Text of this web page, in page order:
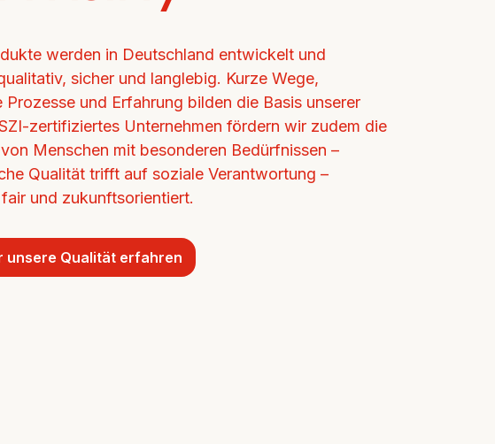
werden in Deutschland entwickelt und
sicher und langlebig. Kurze Wege,
Prozesse und Erfahrung bilden die Basis unserer
zertifiziertes Unternehmen fördern wir zudem die
Menschen mit besonderen Bedürfnissen –
Qualität trifft auf soziale Verantwortung –
und zukunftsorientiert.
unsere Qualität erfahren